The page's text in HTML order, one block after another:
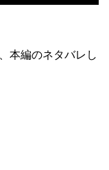
本編のネタバレし